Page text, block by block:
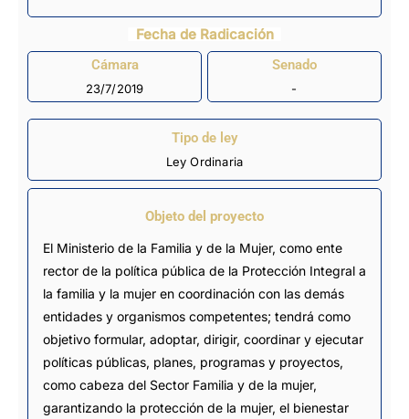
Fecha de Radicación
Cámara
23/7/2019
Senado
-
Tipo de ley
Ley Ordinaria
Objeto del proyecto
El Ministerio de la Familia y de la Mujer, como ente
rector de la política pública de la Protección Integral a
la familia y la mujer en coordinación con las demás
entidades y organismos competentes; tendrá como
objetivo formular, adoptar, dirigir, coordinar y ejecutar
políticas públicas, planes, programas y proyectos,
como cabeza del Sector Familia y de la mujer,
garantizando la protección de la mujer, el bienestar